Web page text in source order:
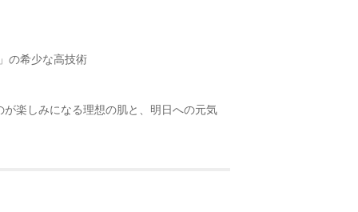
の希少な高技術
楽しみになる理想の肌と、明日への元気